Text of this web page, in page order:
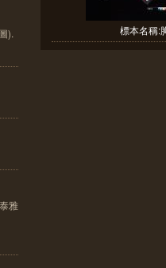
).
雅
標本名稱: